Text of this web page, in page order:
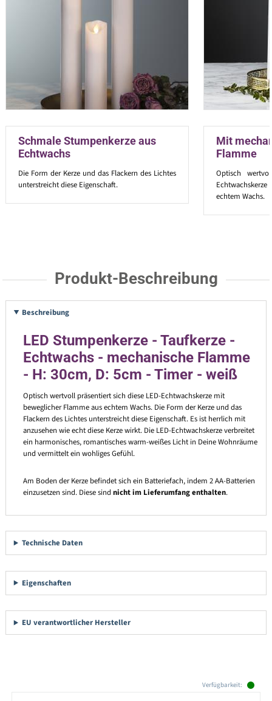
Schmale Stumpenkerze aus
Echtwachs
Die Form der Kerze und das Flackern des Lichtes
unterstreicht diese Eigenschaft.
Mit
Flamme
Optisch
echtem Wachs.
Produkt-Beschreibung
Beschreibung
LED Stumpenkerze - Taufkerze -
Echtwachs - mechanische Flamme
- H: 30cm, D: 5cm - Timer - weiß
Optisch wertvoll präsentiert sich diese LED-Echtwachskerze mit
beweglicher Flamme aus echtem Wachs. Die Form der Kerze und das
Flackern des Lichtes unterstreicht diese Eigenschaft. Es ist herrlich mit
anzusehen wie echt diese Kerze wirkt. Die LED-Echtwachskerze verbreitet
ein harmonisches, romantisches warm-weißes Licht in Deine Wohnräume
und vermittelt ein wohliges Gefühl.
Am Boden der Kerze befindet sich ein Batteriefach, indem 2 AA-Batterien
einzusetzen sind. Diese sind nicht im Lieferumfang enthalten.
Technische Daten
Eigenschaften
EU verantwortlicher Hersteller
Verfügbarkeit: